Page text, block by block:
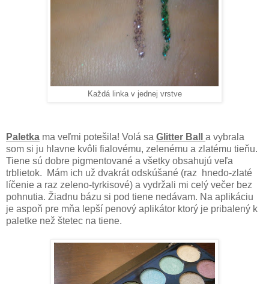
Každá linka v jednej vrstve
Paletka ma veľmi potešila! Volá sa Glitter Ball a vybrala
som si ju hlavne kvôli fialovému, zelenému a zlatému tieňu.
Tiene sú dobre pigmentované a všetky obsahujú veľa
trblietok. Mám ich už dvakrát odskúšané (raz hnedo-zlaté
líčenie a raz zeleno-tyrkisové) a vydržali mi celý večer bez
pohnutia. Žiadnu bázu si pod tiene nedávam. Na aplikáciu
je aspoň pre mňa lepší penový aplikátor ktorý je pribalený k
paletke než štetec na tiene.